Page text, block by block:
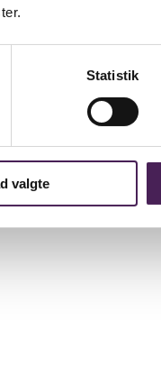
Statistik
valgte
to the school?